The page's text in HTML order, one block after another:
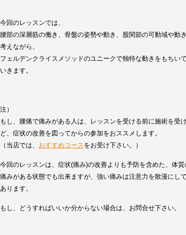
今回のレッスンでは、
腰部の深層筋の働き、骨盤の姿勢や動き、股関節の可動域や動
考えながら、
フェルデンクライスメソッドのユニークで独特な動きをもちい
いきます。
注）
もし、腰痛で痛みがある人は、レッスンを受ける前に施術を受
ど、症状の改善を図ってからの参加をおススメします。
（当店では、 おすすめコースをお受け下さい。）
今回のレッスンは、症状(痛み)の改善よりも予防を含めた、体質
痛みがある状態でも出来ますが、強い痛みは注意力を散漫にし
あります。
もし、どうすればいいか分からない場合は、お問合せ下さい